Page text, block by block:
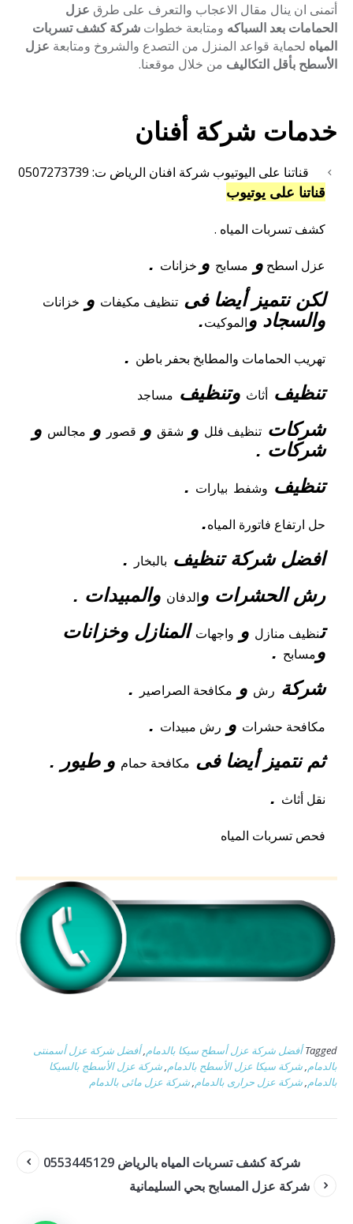
أتمنى ان ينال مقال الاعجاب والتعرف على طرق عزل
الحمامات بعد السباكه ومتابعة خطوات شركة كشف تسربات
المياه لحماية قواعد المنزل من التصدع والشروخ ومتابعة عزل
الأسطح بأقل التكاليف من خلال موقعنا.
خدمات شركة أفنان
قناتنا على اليوتيوب شركة افنان الرياض ت: 0507273739
قناتنا على يوتيوب
كشف تسربات المياه .
عزل اسطح و مسابح و خزانات .
لكن نتميز أيضا فى تنظيف مكيفات و خزانات
والسجاد والموكيت.
تهريب الحمامات والمطابخ بحفر باطن .
تنظيف أثاث وتنظيف مساجد
شركات تنظيف فلل و شقق و قصور و مجالس و
شركات .
تنظيف وشفط بيارات .
حل ارتفاع فاتورة المياه.
افضل شركة تنظيف بالبخار
.
رش الحشرات والدفان والمبيدات .
تنظيف منازل و واجهات المنازل وخزانات
ومسابح .
شركة رش و مكافحة الصراصير .
مكافحة حشرات و رش مبيدات .
ثم نتميز أيضا فى مكافحة حمام و طيور .
نقل أثاث .
فحص تسربات المياه
Tagged أفضل شركة عزل أسطح سيكا بالدمام,أفضل شركة عزل أسمنتى
بالدمام,شركة سيكا عزل الأسطح بالدمام,شركة عزل الأسطج بالسيكا
بالدمام,شركة عزل حرارى بالدمام,شركة عزل مائى بالدمام
شركة كشف تسربات المياه بالرياض 0553445129
شركة عزل المسابح بحي السليمانية